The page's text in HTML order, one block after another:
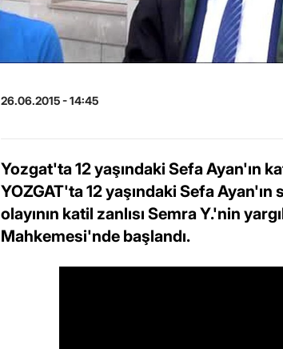
26.06.2015 - 14:45
Yozgat'ta 12 yaşındaki Sefa Ayan'ın
YOZGAT'ta 12 yaşındaki Sefa
olayının katil zanlısı Semra Y.'nin
Mahkemesi'nde başlandı.